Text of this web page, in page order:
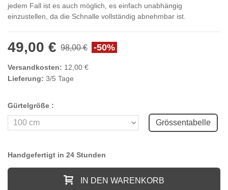
jedem Fall ist es auch möglich, es einfach unabhängig
einzustellen, da die Schnalle vollständig abnehmbar ist.
49,00 € 98,00 € -50%
Versandkosten: 12,00 €
Lieferung: 3/5 Tage
Gürtelgröße :
Grössentabelle
Handgefertigt in 24 Stunden
IN DEN WARENKORB